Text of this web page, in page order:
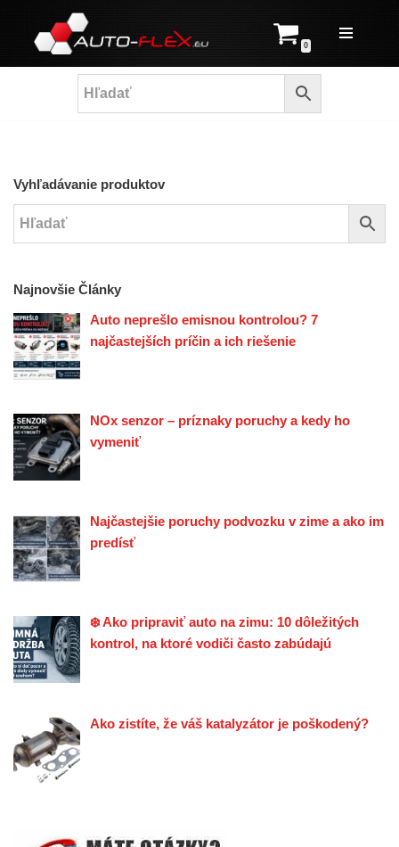
Prejsť
na
0
Vyhľadávanie produktov
Najnovšie Články
Auto neprešlo emisnou kontrolou? 7
najčastejších príčin a ich riešenie
NOx senzor – príznaky poruchy a kedy ho
vymeniť
Najčastejšie poruchy podvozku v zime a ako im
predísť
❄️ Ako pripraviť auto na zimu: 10 dôležitých
kontrol, na ktoré vodiči často zabúdajú
Ako zistíte, že váš katalyzátor je poškodený?